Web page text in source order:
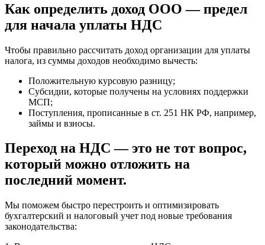
Как определить доход ООО — предел
для начала уплаты НДС
Чтобы правильно рассчитать доход организации для уплаты
налога, из суммы доходов необходимо вычесть:
Положительную курсовую разницу;
Субсидии, которые получены на условиях поддержки
МСП;
Поступления, прописанные в ст. 251 НК РФ, например,
займы и взносы.
Переход на НДС — это не тот вопрос,
который можно отложить на
последний момент.
Мы поможем быстро перестроить и оптимизировать
бухгалтерский и налоговый учет под новые требования
законодательства: